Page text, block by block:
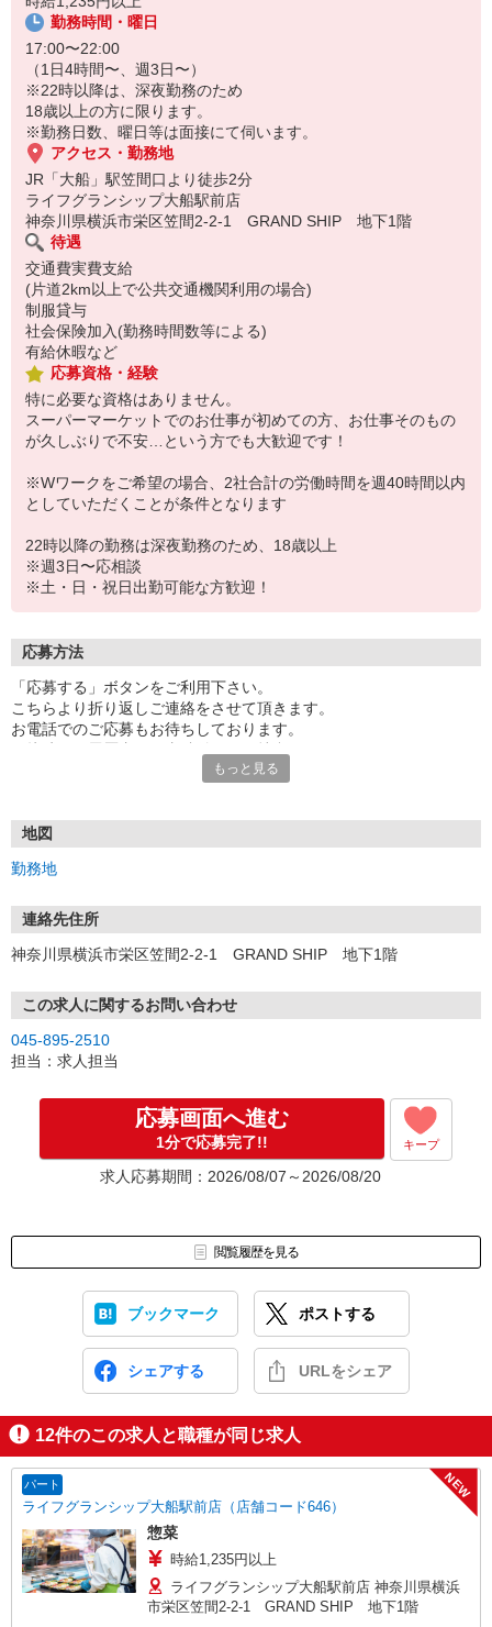
勤務時間・曜日
17:00〜22:00
（1日4時間〜、週3日〜）
※22時以降は、深夜勤務のため
18歳以上の方に限ります。
※勤務日数、曜日等は面接にて伺います。
アクセス・勤務地
JR「大船」駅笠間口より徒歩2分
ライフグランシップ大船駅前店
神奈川県横浜市栄区笠間2-2-1 GRAND SHIP 地下1階
待遇
交通費実費支給
(片道2km以上で公共交通機関利用の場合)
制服貸与
社会保険加入(勤務時間数等による)
有給休暇など
応募資格・経験
特に必要な資格はありません。
スーパーマーケットでのお仕事が初めての方、お仕事そのもの
が久しぶりで不安…という方でも大歓迎です！
※Wワークをご希望の場合、2社合計の労働時間を週40時間以内
としていただくことが条件となります
22時以降の勤務は深夜勤務のため、18歳以上
※週3日〜応相談
※土・日・祝日出勤可能な方歓迎！
応募方法
「応募する」ボタンをご利用下さい。
こちらより折り返しご連絡をさせて頂きます。
お電話でのご応募もお待ちしております。
もっと見る
地図
勤務地
連絡先住所
神奈川県横浜市栄区笠間2-2-1 GRAND SHIP 地下1階
この求人に関するお問い合わせ
045-895-2510
担当：求人担当
応募画面へ進む
1分で応募完了!! キープ
求人応募期間：2026/08/07～2026/08/20
閲覧履歴を見る
ブックマーク ポストする
シェアする URLをシェア
12件のこの求人と職種が同じ求人
パート
ライフグランシップ大船駅前店（店舗コード646）
NEW
惣菜
時給1,235円以上
ライフグランシップ大船駅前店 神奈川県横浜
市栄区笠間2-2-1 GRAND SHIP 地下1階